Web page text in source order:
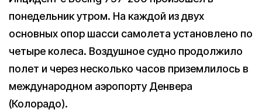
понедельник утром. На каждой из двух
основных опор шасси самолета установлено по
четыре колеса. Воздушное судно продолжило
полет и через несколько часов приземлилось в
международном аэропорту Денвера
(Колорадо).